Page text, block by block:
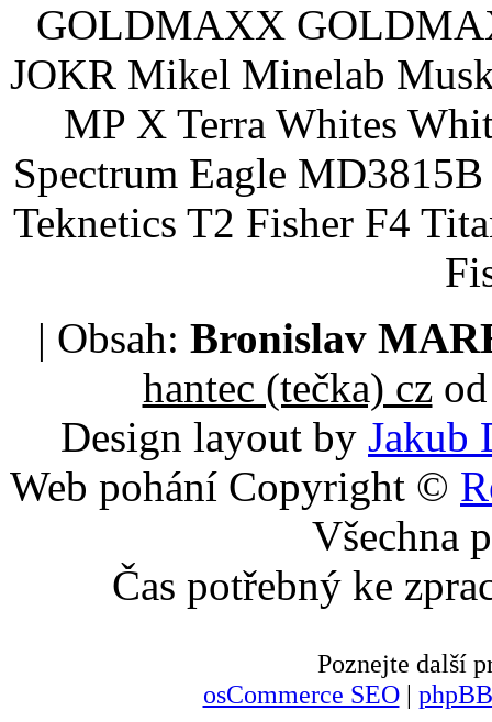
GOLDMAXX
JOKR Mikel Minelab
MP X Terra Whites
Spectrum Eagle
Teknetics T2 Fisher F4
| Obsah: Bronislav
hantec (tečka) czod
Design layout by Jakub
Web pohání Copyright ©
Všechna
Čas potřebný ke
Poznejte další
osCommerce SEO|